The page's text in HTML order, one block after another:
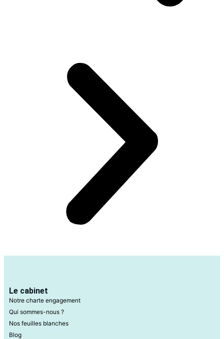
Le cabinet
Notre charte engagement
Qui sommes-nous ?
Nos feuilles blanches
Blog